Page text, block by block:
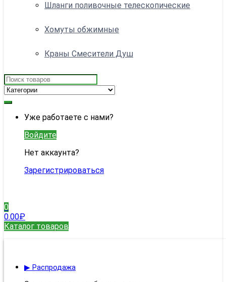
Шланги поливочные телескопические
Хомуты обжимные
Краны Смесители Душ
Search
for:
Уже работаете с нами?
Войдите
Нет аккаунта?
Зарегистрироваться
0
0.00₽
Каталог товаров
▶ Распродажа